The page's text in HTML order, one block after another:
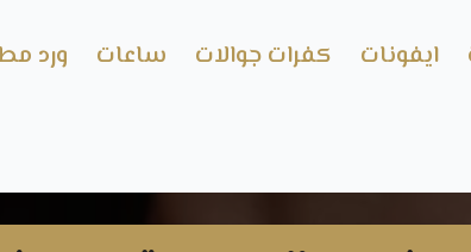
ايفونات كفرات جوالات ساعات ورد